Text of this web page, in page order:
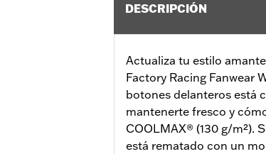
DESCRIPCIÓN
Actualiza tu estilo
Factory Racing Fanwear
botones delanteros está
mantenerte fresco y
COOLMAX® (130 g/m²).
está rematado con un